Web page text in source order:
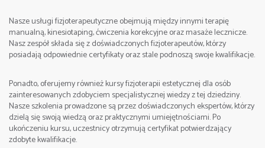
Nasze usługi fizjoterapeutyczne obejmują między innymi terapię
manualną, kinesiotaping, ćwiczenia korekcyjne oraz masaże lecznicze.
Nasz zespół składa się z doświadczonych fizjoterapeutów, którzy
posiadają odpowiednie certyfikaty oraz stale podnoszą swoje kwalifikacje.
Ponadto, oferujemy również kursy fizjoterapii estetycznej dla osób
zainteresowanych zdobyciem specjalistycznej wiedzy z tej dziedziny.
Nasze szkolenia prowadzone są przez doświadczonych ekspertów, którzy
dzielą się swoją wiedzą oraz praktycznymi umiejętnościami. Po
ukończeniu kursu, uczestnicy otrzymują certyfikat potwierdzający
zdobyte kwalifikacje.